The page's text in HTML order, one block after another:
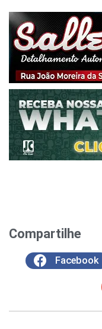
Compartilhe
Facebook